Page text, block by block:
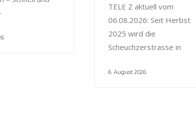
TELE Z aktuell vom
06.08.2026: Seit Herbst
2025 wird die
Scheuchzerstrasse in
6. August 2026